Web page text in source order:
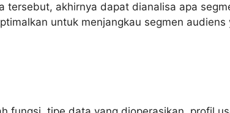
tersebut, akhirnya dapat dianalisa apa
untuk menjangkau segmen audiens